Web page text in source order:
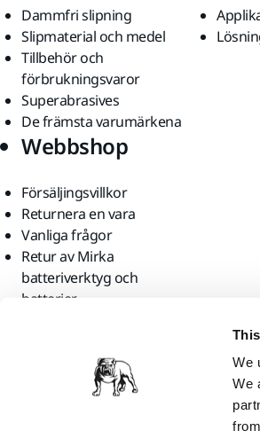
We
We
Dammfri slipning
Slipmaterial och medel
Tillbehör och
förbrukningsvaror
Superabrasives
De främsta varumärkena
Webbshop
Försäljingsvillkor
Returnera en vara
Vanliga frågor
Retur av Mirka
batteriverktyg och
batterier